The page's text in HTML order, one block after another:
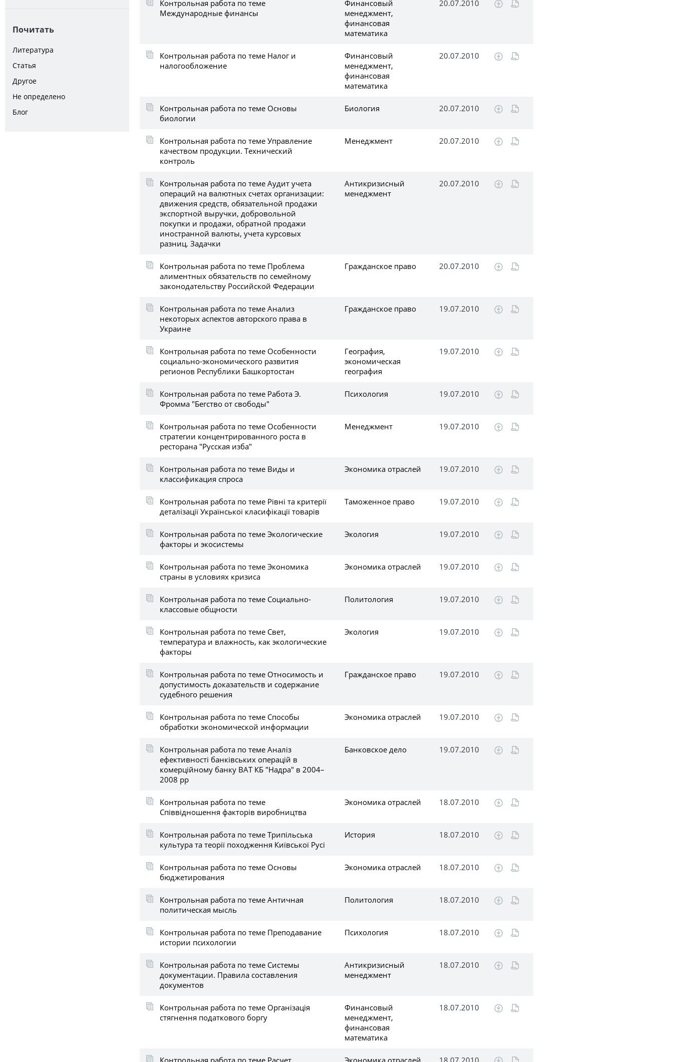
Почитать
Литература
Статья
Другое
Не определено
Блог
Контрольная работа по теме
Международные финансы
Финансовый
менеджмент,
финансовая
математика
20.07.2010
Контрольная работа по теме Налог и
налогообложение
Финансовый
менеджмент,
финансовая
математика
20.07.2010
Контрольная работа по теме Основы
биологии
Биология 20.07.2010
Контрольная работа по теме Управление
качеством продукции. Технический
контроль
Менеджмент 20.07.2010
Контрольная работа по теме Аудит учета
операций на валютных счетах организации:
движения средств, обязательной продажи
экспортной выручки, добровольной
покупки и продажи, обратной продажи
иностранной валюты, учета курсовых
разниц. Задачки
Антикризисный
менеджмент
20.07.2010
Контрольная работа по теме Проблема
алиментных обязательств по семейному
законодательству Российской Федерации
Гражданское право 20.07.2010
Контрольная работа по теме Анализ
некоторых аспектов авторского права в
Украине
Гражданское право 19.07.2010
Контрольная работа по теме Особенности
социально-экономического развития
регионов Республики Башкортостан
География,
экономическая
география
19.07.2010
Контрольная работа по теме Работа Э.
Фромма "Бегство от свободы"
Психология 19.07.2010
Контрольная работа по теме Особенности
стратегии концентрированного роста в
ресторана "Русская изба"
Менеджмент 19.07.2010
Контрольная работа по теме Виды и
классификация спроса
Экономика отраслей 19.07.2010
Контрольная работа по теме Рівні та критерії
деталізації Української класифікації товарів
Таможенное право 19.07.2010
Контрольная работа по теме Экологические
факторы и экосистемы
Экология 19.07.2010
Контрольная работа по теме Экономика
страны в условиях кризиса
Экономика отраслей 19.07.2010
Контрольная работа по теме Социально-
классовые общности
Политология 19.07.2010
Контрольная работа по теме Свет,
температура и влажность, как экологические
факторы
Экология 19.07.2010
Контрольная работа по теме Относимость и
допустимость доказательств и содержание
судебного решения
Гражданское право 19.07.2010
Контрольная работа по теме Способы
обработки экономической информации
Экономика отраслей 19.07.2010
Контрольная работа по теме Аналіз
ефективності банківських операцій в
комерційному банку ВАТ КБ "Надра" в 2004–
2008 рр
Банковское дело 19.07.2010
Контрольная работа по теме
Співвідношення факторів виробництва
Экономика отраслей 18.07.2010
Контрольная работа по теме Трипільська
культура та теорії походження Київської Русі
История 18.07.2010
Контрольная работа по теме Основы
бюджетирования
Экономика отраслей 18.07.2010
Контрольная работа по теме Античная
политическая мысль
Политология 18.07.2010
Контрольная работа по теме Преподавание
истории психологии
Психология 18.07.2010
Контрольная работа по теме Системы
документации. Правила составления
документов
Антикризисный
менеджмент
18.07.2010
Контрольная работа по теме Організація
стягнення податкового боргу
Финансовый
менеджмент,
финансовая
математика
18.07.2010
Контрольная работа по теме Расчет Экономика отраслей 18.07.2010